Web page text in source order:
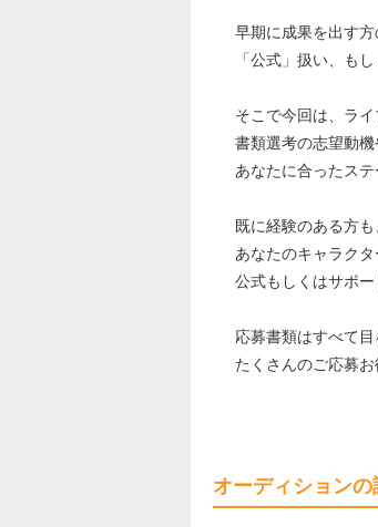
早期に成果を出す方
「公式」扱い、も
そこで今回は、ライ
書類選考の志望動機
あなたに合ったス
既に経験のある方
あなたのキャラク
公式もしくはサポ
応募書類はすべて
たくさんのご応募お
オーディションの